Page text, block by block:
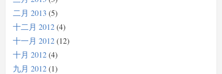
二月 2013 5
十二月 2012 4
十一月 2012 12
十月 2012 4
九月 2012 1